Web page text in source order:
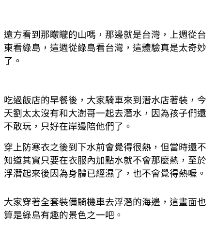
遠方看到那矇矓的山嗎，那邊就是台灣，上週從台
東看綠島，這週從綠島看台灣，這體驗真是太奇妙
了。
吃過飯店的早餐後，大家騎車來到潛水店著裝，今
天劉太太沒有和大澍哥一起去潛水，因為孩子們還
不敢玩，只好在岸邊陪他們了。
穿上防寒衣之後到下水前會覺得很熱，但當時還不
知道其實只要在衣服內加點水就不會那麼熱，至於
浮潛起來後因為身體已經濕了，也不會覺得熱喔。
大家穿著全套裝備騎機車去浮潛的海邊，這畫面也
算是綠島有趣的景色之一吧。